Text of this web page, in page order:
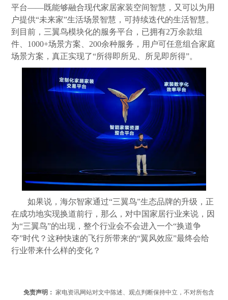
平台——既能够融合现代家居家装空间智慧，又可以为用
户提供“未来家”生活场景智慧，可持续迭代的生活智慧。
到目前，三翼鸟模块化的服务平台，已拥有2万余款组
件、1000+场景方案、200余种服务，用户可任意组合家庭
场景方案，真正实现了“所得即所见、所见即所得”。
如果说，海尔智家通过“三翼鸟”生态品牌的升级，正
在成功地实现换道前行，那么，对中国家居行业来说，因
为“三翼鸟”的出现，整个行业会不会进入一个“换道争
夺”时代？这种快速的飞行所带来的“翼风效应”最终会给
行业带来什么样的变化？
免责声明： 家电资讯网站对文中陈述、观点判断保持中立，不对所包含